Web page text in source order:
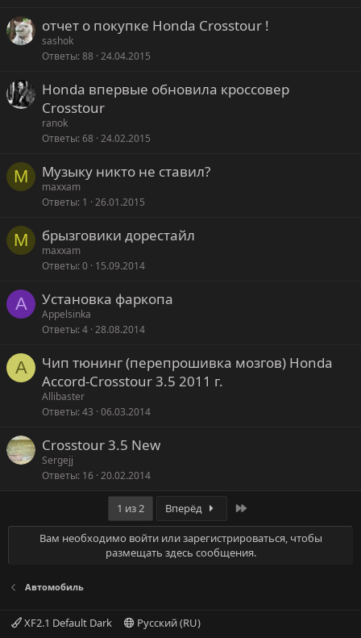
отчет о покупке Honda Crosstour !
sashok
Ответы 88 24.04.2015
Honda впервые обновила кроссовер
Crosstour
ranok
Ответы 68 24.02.2015
M Музыку никто не ставил?
maxxam
Ответы 1 26.01.2015
M брызговики дорестайл
maxxam
Ответы 0 15.09.2014
A Установка фаркопа
Appelsinka
Ответы 4 28.08.2014
A
Чип тюнинг (перепрошивка мозгов) Honda
Accord-Crosstour 3.5 2011 г.
Allibaster
Ответы 43 06.03.2014
Crosstour 3.5 New
Sergejj
Ответы 16 20.02.2014
1 из 2 Вперёд
Вам необходимо войти или зарегистрироваться, чтобы
размещать здесь сообщения.
Автомобиль
XF2.1 Default Dark Русский (RU)